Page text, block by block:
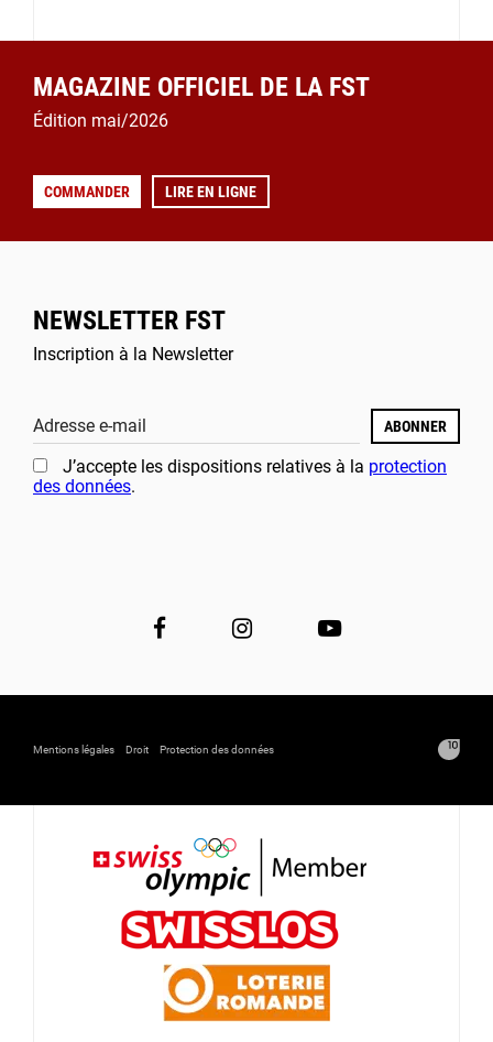
MAGAZINE OFFICIEL DE LA FST
Édition mai/2026
COMMANDER LIRE EN LIGNE
NEWSLETTER FST
Inscription à la Newsletter
Adresse e-mail ABONNER
J’accepte les dispositions relatives à la protection
des données.
Mentions légales Droit Protection des données